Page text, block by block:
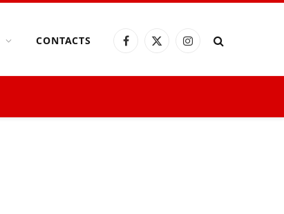
CONTACTS Facebook
X
Instagram